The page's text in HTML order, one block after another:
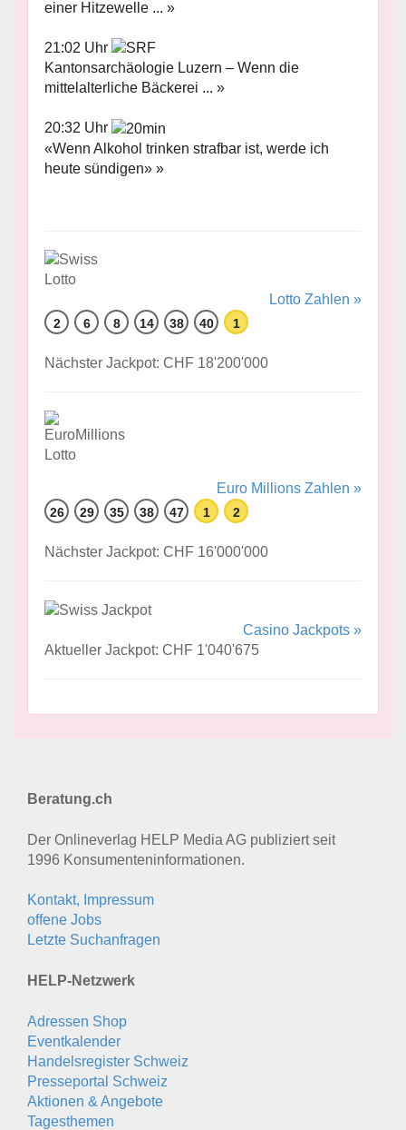
einer Hitzewelle ... »
21:02 Uhr
Kantonsarchäologie Luzern – Wenn die
mittelalterliche Bäckerei ... »
20:32 Uhr
«Wenn Alkohol trinken strafbar ist, werde ich
heute sündigen» »
Lotto Zahlen »
2 6 8 14 38 40 1
Nächster Jackpot: CHF 18'200'000
Euro Millions Zahlen »
26 29 35 38 47 1 2
Nächster Jackpot: CHF 16'000'000
Casino Jackpots »
Aktueller Jackpot: CHF 1'040'675
Beratung.ch
Der Onlineverlag HELP Media AG publiziert seit
1996 Konsumenten­informationen.
Kontakt, Impressum
offene Jobs
Letzte Suchanfragen
HELP-Netzwerk
Adressen Shop
Eventkalender
Handelsregister Schweiz
Presseportal Schweiz
Aktionen & Angebote
Tagesthemen